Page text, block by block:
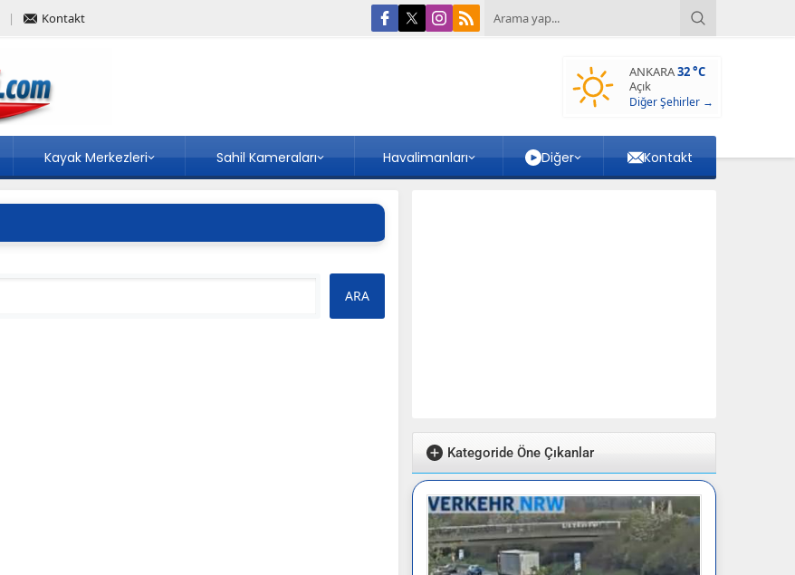
Kontakt
ANKARA32 °C
Açık
Diğer Şehirler →
Kayak Merkezleri Sahil Kameraları Havalimanları Diğer Kontakt
Kategoride Öne Çıkanlar